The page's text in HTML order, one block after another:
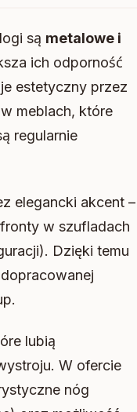
są metalowe i
ich odporność
estetyczny przez
meblach, które
regularnie
elegancki akcent –
w szufladach
Dzięki temu
lubią
W ofercie
nóg